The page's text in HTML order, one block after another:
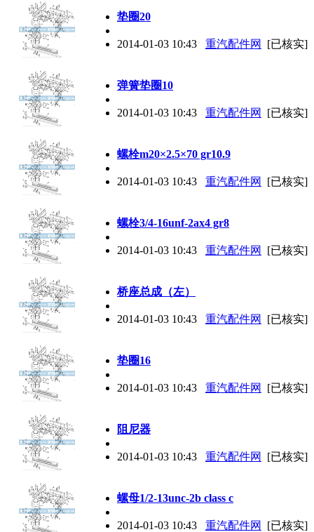
垫圈20
2014-01-03 10:43 重汽配件网 [已核实]
弹簧垫圈10
2014-01-03 10:43 重汽配件网 [已核实]
螺栓m20×2.5×70 gr10.9
2014-01-03 10:43 重汽配件网 [已核实]
螺栓3/4-16unf-2ax4 gr8
2014-01-03 10:43 重汽配件网 [已核实]
桥座总成（左）
2014-01-03 10:43 重汽配件网 [已核实]
垫圈16
2014-01-03 10:43 重汽配件网 [已核实]
阻尼器
2014-01-03 10:43 重汽配件网 [已核实]
螺母1/2-13unc-2b class c
2014-01-03 10:43 重汽配件网 [已核实]